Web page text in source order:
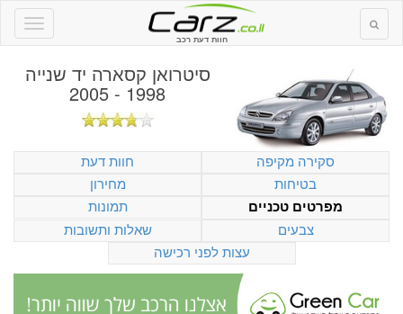
חוות דעת רכב
סיטרואן קסארה יד שנייה
1998 - 2005
סקירה מקיפה
חוות דעת
בטיחות
מחירון
מפרטים טכניים
תמונות
צבעים
שאלות ותשובות
עצות לפני רכישה